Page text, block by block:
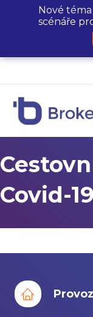
Covid-19
Nové
scénáře